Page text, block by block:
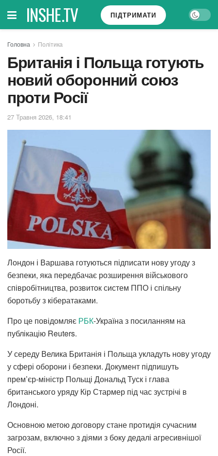
INSHE.TV ПІДТРИМАТИ
Головна Політика
Британія і Польща готують
новий оборонний союз
проти Росії
27 Травня 2026, 18:41
Лондон і Варшава готуються підписати нову угоду з
безпеки, яка передбачає розширення військового
співробітництва, розвиток систем ППО і спільну
боротьбу з кібератаками.
Про це повідомляє РБК-Україна з посиланням на
публікацію Reuters.
У середу Велика Британія і Польща укладуть нову угоду
у сфері оборони і безпеки. Документ підпишуть
прем’єр-міністр Польщі Дональд Туск і глава
британського уряду Кір Стармер під час зустрічі в
Лондоні.
Основною метою договору стане протидія сучасним
загрозам, включно з діями з боку дедалі агресивнішої
Росії.